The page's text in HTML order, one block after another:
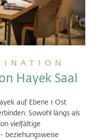
Hayek Saal
auf Ebene 1 Ost
Sowohl längs als
vielfältige
beziehungsweise